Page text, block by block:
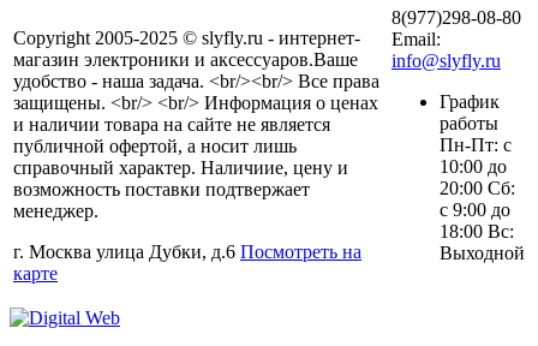
Copyright 2005-2025 © slyfly.ru - интернет-
магазин электроники и аксессуаров.Ваше
удобство - наша задача. <br/><br/> Все права
защищены. <br/> <br/> Информация о ценах
и наличии товара на сайте не является
публичной офертой, а носит лишь
справочный характер. Наличиие, цену и
возможность поставки подтвержает
менеджер.
г. Москва улица Дубки, д.6 Посмотреть на
карте
8(977)298-08-80
Email:
info@slyfly.ru
График
работы
Пн-Пт: с
10:00 до
20:00 Сб:
с 9:00 до
18:00 Вс:
Выходной